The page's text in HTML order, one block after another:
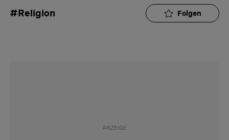
#Religion Folgen